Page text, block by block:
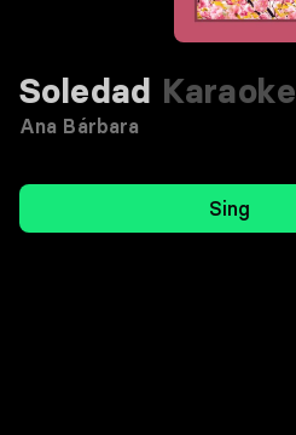
Soledad Karaoke
Ana Bárbara
Sing